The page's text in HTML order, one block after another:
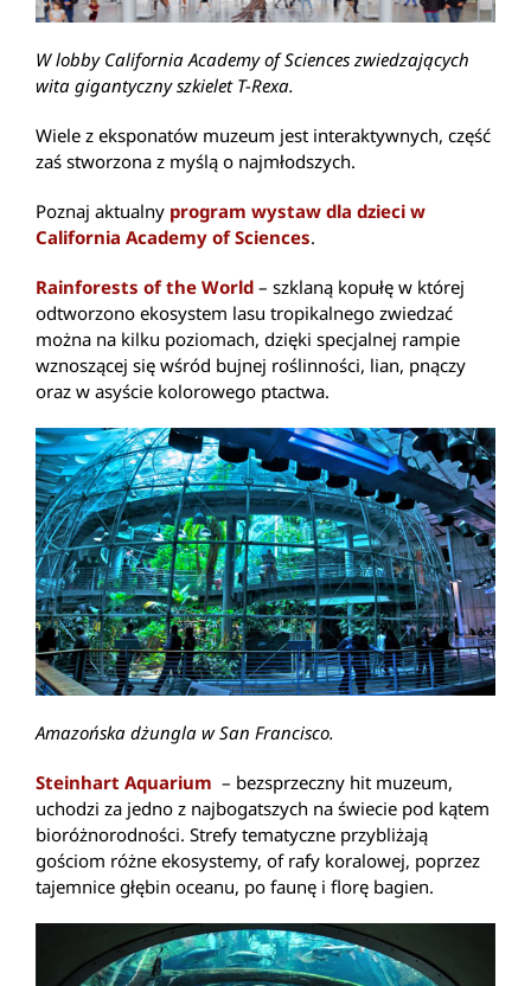
W lobby California Academy of Sciences zwiedzających
wita gigantyczny szkielet T-Rexa.
Wiele z eksponatów muzeum jest interaktywnych, część
zaś stworzona z myślą o najmłodszych.
Poznaj aktualny program wystaw dla dzieci w
California Academy of Sciences.
Rainforests of the World – szklaną kopułę w której
odtworzono ekosystem lasu tropikalnego zwiedzać
można na kilku poziomach, dzięki specjalnej rampie
wznoszącej się wśród bujnej roślinności, lian, pnączy
oraz w asyście kolorowego ptactwa.
Amazońska dżungla w San Francisco.
Steinhart Aquarium – bezsprzeczny hit muzeum,
uchodzi za jedno z najbogatszych na świecie pod kątem
bioróżnorodności. Strefy tematyczne przybliżają
gościom różne ekosystemy, of rafy koralowej, poprzez
tajemnice głębin oceanu, po faunę i florę bagien.